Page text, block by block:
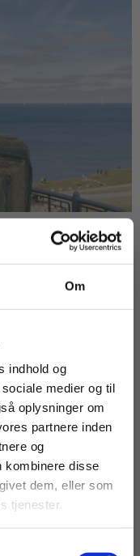
Om
indhold og
medier og til
oplysninger om
partnere inden
og
kombinere disse
dem, eller som
tjenester.
mm.
og
Du
priser ekskl.